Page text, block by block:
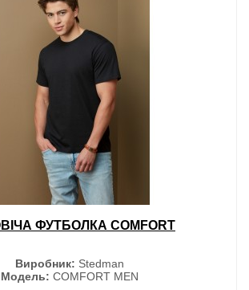
ФУТБОЛКА COMFORT
Виробник: Stedman
Модель: COMFORT MEN